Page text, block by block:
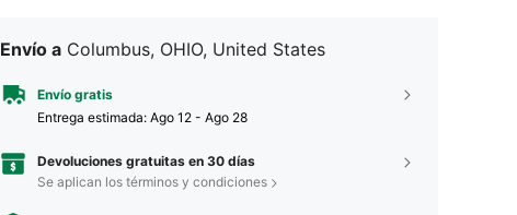
Envío a Columbus, OHIO, United States
Envío gratis
Entrega estimada: Ago 12 - Ago 28
Devoluciones gratuitas en 30 días
Se aplican los términos y condiciones